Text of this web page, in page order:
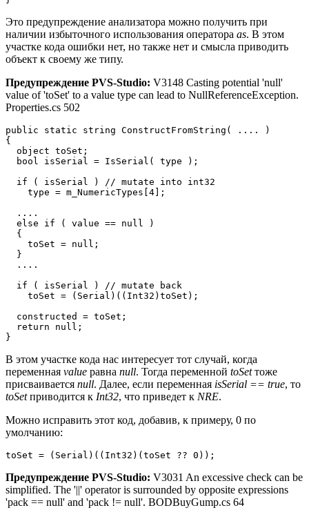
Это предупреждение анализатора можно получить при
наличии избыточного использования оператора as. В этом
участке кода ошибки нет, но также нет и смысла приводить
объект к своему же типу.
Предупреждение PVS-Studio: V3148 Casting potential 'null'
value of 'toSet' to a value type can lead to NullReferenceException.
Properties.cs 502
public static string ConstructFromString( .... )
{
  object toSet;
  bool isSerial = IsSerial( type );
  if ( isSerial ) // mutate into int32
    type = m_NumericTypes[4];
  ....
  else if ( value == null )
  {
    toSet = null;
  }
  ....
  if ( isSerial ) // mutate back
    toSet = (Serial)((Int32)toSet);
  constructed = toSet;
  return null;
}
В этом участке кода нас интересует тот случай, когда
переменная value равна null. Тогда переменной toSetтоже
присваивается null. Далее, если переменная isSerial == true, то
toSetприводится к Int32, что приведет к NRE.
Можно исправить этот код, добавив, к примеру, 0 по
умолчанию:
toSet = (Serial)((Int32)(toSet ?? 0));
Предупреждение PVS-Studio: V3031 An excessive check can be
simplified. The '||' operator is surrounded by opposite expressions
'pack == null' and 'pack != null'. BODBuyGump.cs 64